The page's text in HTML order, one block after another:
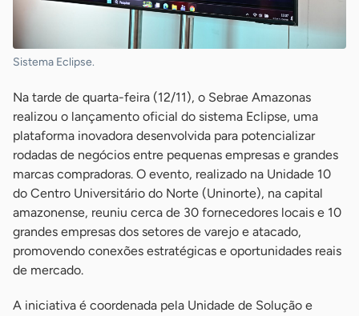
Sistema Eclipse.
Na tarde de quarta-feira (12/11), o Sebrae Amazonas
realizou o lançamento oficial do sistema Eclipse, uma
plataforma inovadora desenvolvida para potencializar
rodadas de negócios entre pequenas empresas e grandes
marcas compradoras. O evento, realizado na Unidade 10
do Centro Universitário do Norte (Uninorte), na capital
amazonense, reuniu cerca de 30 fornecedores locais e 10
grandes empresas dos setores de varejo e atacado,
promovendo conexões estratégicas e oportunidades reais
de mercado.
A iniciativa é coordenada pela Unidade de Solução e